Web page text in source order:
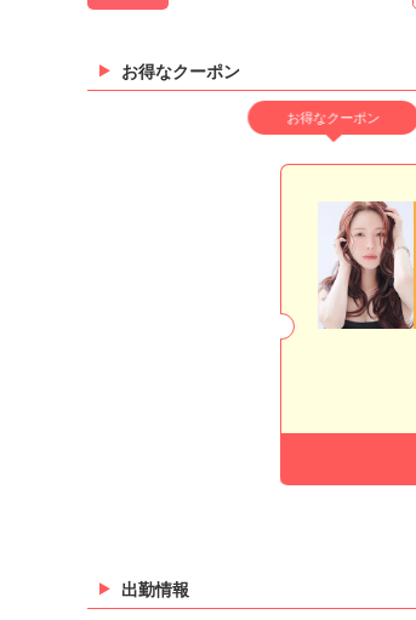
お得なクーポン
お得なクーポン
出勤情報